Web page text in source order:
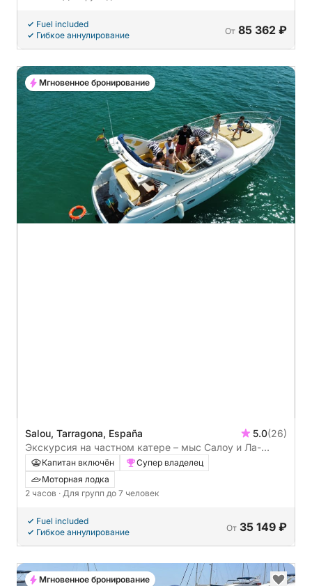
Fuel included
Гибкое аннулирование
От 85 362 ₽
Salou, Tarragona, España 5.0(26)
Экскурсия на частном катере – мыс Салоу и Ла-
Пинеда (2 часа). Все включено.
Капитан включён
Супер владелец
Моторная лодка
2 часов · Для групп до 7 человек
Fuel included
Гибкое аннулирование
От 35 149 ₽
Мгновенное бронирование
Мгновенное бронирование